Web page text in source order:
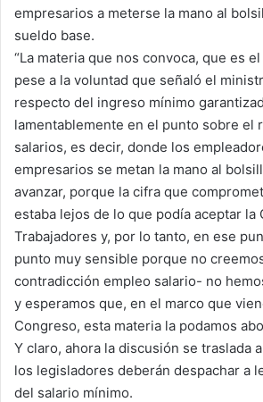
empresarios a meterse la mano al
sueldo base.
“La materia que nos convoca, que es
pese a la voluntad que señaló el
respecto del ingreso mínimo
lamentablemente en el punto sobre el
salarios, es decir, donde los
empresarios se metan la mano al
avanzar, porque la cifra que
estaba lejos de lo que podía aceptar la
Trabajadores y, por lo tanto, en ese
punto muy sensible porque no
contradicción empleo salario- no
y esperamos que, en el marco que
Congreso, esta materia la podamos
Y claro, ahora la discusión se traslada
los legisladores deberán despachar a
del salario mínimo.